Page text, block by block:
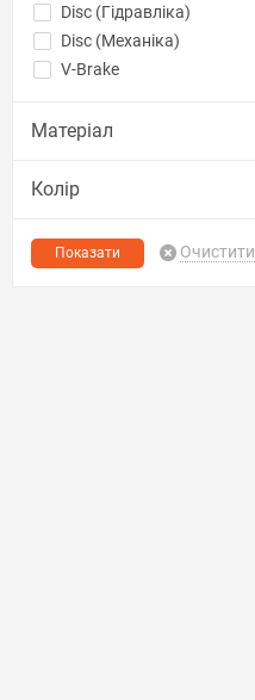
Disc (Гідравліка)
Disc (Механіка)
V-Brake
Матеріал
Колір
Очистити